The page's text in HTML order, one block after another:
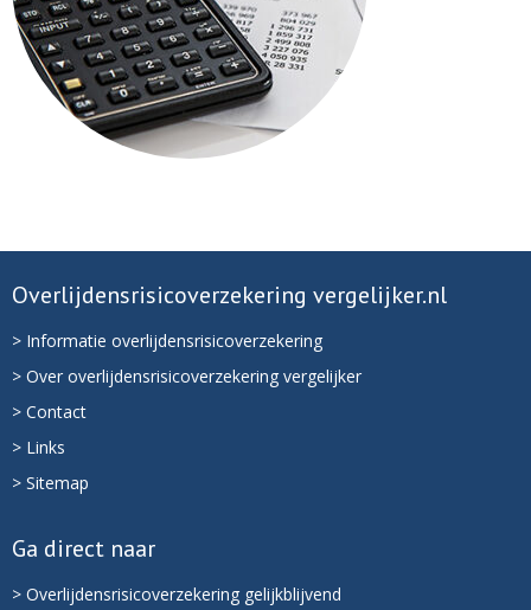
Overlijdensrisicoverzekering vergelijker.nl
> Informatie overlijdensrisicoverzekering
> Over overlijdensrisicoverzekering vergelijker
> Contact
> Links
> Sitemap
Ga direct naar
> Overlijdensrisicoverzekering gelijkblijvend